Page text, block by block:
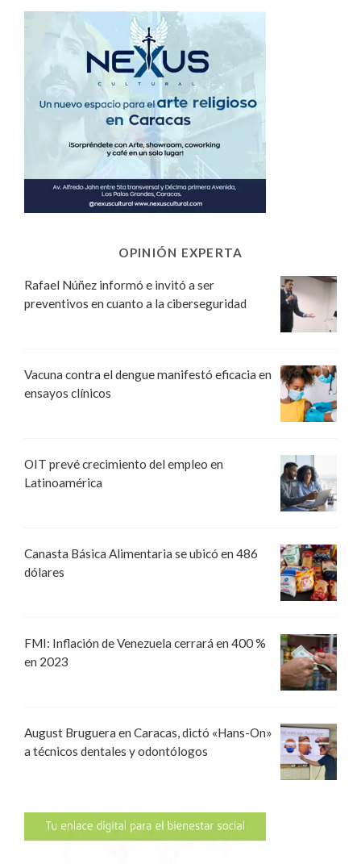
OPINIÓN EXPERTA
Rafael Núñez informó e invitó a ser
preventivos en cuanto a la ciberseguridad
Vacuna contra el dengue manifestó eficacia en
ensayos clínicos
OIT prevé crecimiento del empleo en
Latinoamérica
Canasta Básica Alimentaria se ubicó en 486
dólares
FMI: Inflación de Venezuela cerrará en 400 %
en 2023
August Bruguera en Caracas, dictó «Hans-On»
a técnicos dentales y odontólogos